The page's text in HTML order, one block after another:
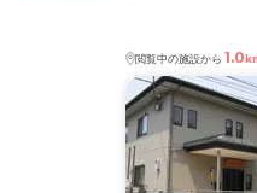
閲覧中の施設から 1.0